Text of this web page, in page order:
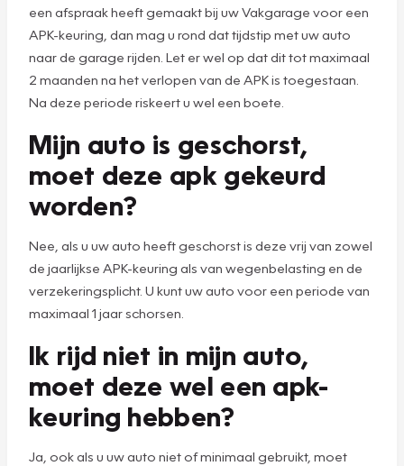
een afspraak heeft gemaakt bij uw Vakgarage voor een
APK-keuring, dan mag u rond dat tijdstip met uw auto
naar de garage rijden. Let er wel op dat dit tot maximaal
2 maanden na het verlopen van de APK is toegestaan.
Na deze periode riskeert u wel een boete.
Mijn auto is geschorst,
moet deze apk gekeurd
worden?
Nee, als u uw auto heeft geschorst is deze vrij van zowel
de jaarlijkse APK-keuring als van wegenbelasting en de
verzekeringsplicht. U kunt uw auto voor een periode van
maximaal 1 jaar schorsen.
Ik rijd niet in mijn auto,
moet deze wel een apk-
keuring hebben?
Ja, ook als u uw auto niet of minimaal gebruikt, moet